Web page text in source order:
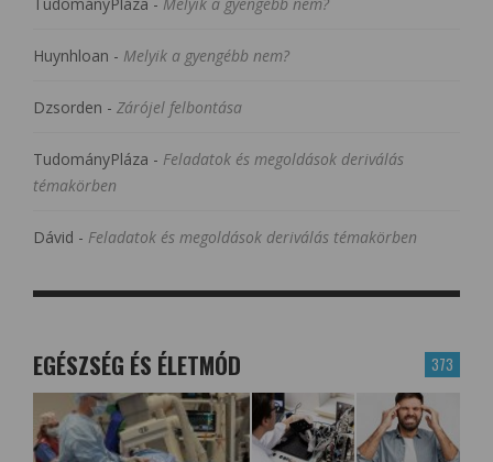
TudományPláza - Melyik a gyengébb nem?
Huynhloan - Melyik a gyengébb nem?
Dzsorden - Zárójel felbontása
TudományPláza - Feladatok és megoldások deriválás
témakörben
Dávid - Feladatok és megoldások deriválás témakörben
373
EGÉSZSÉG ÉS ÉLETMÓD